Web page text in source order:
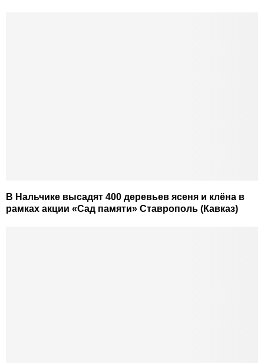
В Нальчике высадят 400 деревьев ясеня и клёна в
рамках акции «Сад памяти» Ставрополь (Кавказ)